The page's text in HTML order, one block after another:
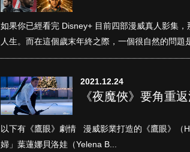
如果你已經看完 Disney+ 目前四部漫威真人影集
人生。而在這個歲末年終之際，一個很自然的問題
2021.12.24
《夜魔俠》要角重
以下有《鷹眼》劇情 漫威影業打造的《鷹眼》（
婦」葉蓮娜貝洛娃（Yelena B...